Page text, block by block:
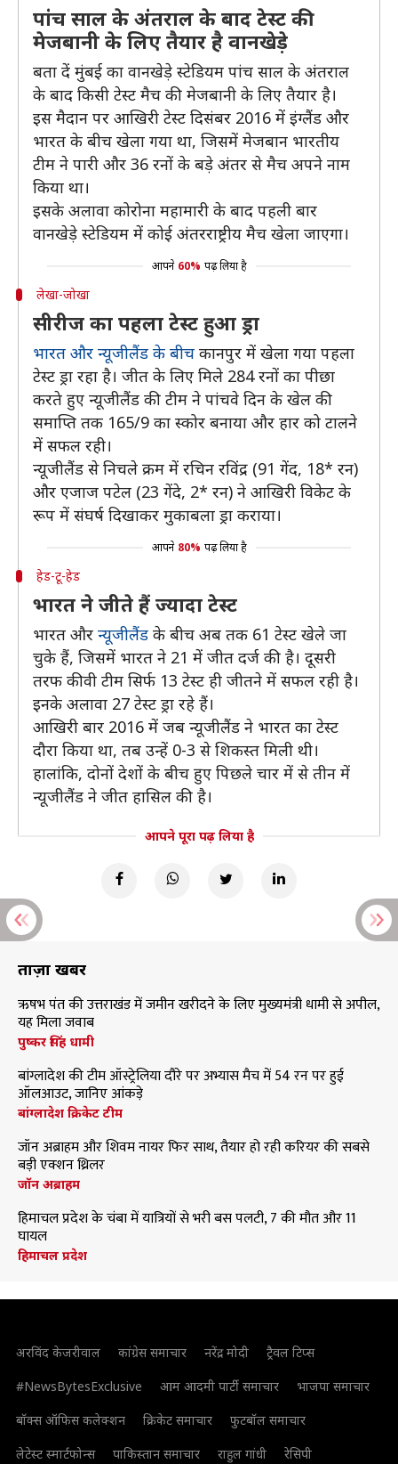
पांच साल के अंतराल के बाद टेस्ट की
मेजबानी के लिए तैयार है वानखेड़े
बता दें मुंबई का वानखेड़े स्टेडियम पांच साल के अंतराल
के बाद किसी टेस्ट मैच की मेजबानी के लिए तैयार है।
इस मैदान पर आखिरी टेस्ट दिसंबर 2016 में इंग्लैंड और
भारत के बीच खेला गया था, जिसमें मेजबान भारतीय
टीम ने पारी और 36 रनों के बड़े अंतर से मैच अपने नाम
किया था।
इसके अलावा कोरोना महामारी के बाद पहली बार
वानखेड़े स्टेडियम में कोई अंतरराष्ट्रीय मैच खेला जाएगा।
आपने 60% पढ़ लिया है
लेखा-जोखा
सीरीज का पहला टेस्ट हुआ ड्रा
भारत और न्यूजीलैंड के बीच कानपुर में खेला गया पहला
टेस्ट ड्रा रहा है। जीत के लिए मिले 284 रनों का पीछा
करते हुए न्यूजीलैंड की टीम ने पांचवे दिन के खेल की
समाप्ति तक 165/9 का स्कोर बनाया और हार को टालने
में सफल रही।
न्यूजीलैंड से निचले क्रम में रचिन रविंद्र (91 गेंद, 18* रन)
और एजाज पटेल (23 गेंदे, 2* रन) ने आखिरी विकेट के
रूप में संघर्ष दिखाकर मुकाबला ड्रा कराया।
आपने 80% पढ़ लिया है
हेड-टू-हेड
भारत ने जीते हैं ज्यादा टेस्ट
भारत और न्यूजीलैंड के बीच अब तक 61 टेस्ट खेले जा
चुके हैं, जिसमें भारत ने 21 में जीत दर्ज की है। दूसरी
तरफ कीवी टीम सिर्फ 13 टेस्ट ही जीतने में सफल रही है।
इनके अलावा 27 टेस्ट ड्रा रहे हैं।
आखिरी बार 2016 में जब न्यूजीलैंड ने भारत का टेस्ट
दौरा किया था, तब उन्हें 0-3 से शिकस्त मिली थी।
हालांकि, दोनों देशों के बीच हुए पिछले चार में से तीन में
न्यूजीलैंड ने जीत हासिल की है।
आपने पूरा पढ़ लिया है
ताज़ा खबरें
ऋषभ पंत की उत्तराखंड में जमीन खरीदने के लिए मुख्यमंत्री धामी से अपील,
यह मिला जवाब
पुष्कर सिंह धामी
बांग्लादेश की टीम ऑस्ट्रेलिया दौरे पर अभ्यास मैच में 54 रन पर हुई
ऑलआउट, जानिए आंकड़े
बांग्लादेश क्रिकेट टीम
जॉन अब्राहम और शिवम नायर फिर साथ, तैयार हो रही करियर की सबसे
बड़ी एक्शन थ्रिलर
जॉन अब्राहम
हिमाचल प्रदेश के चंबा में यात्रियों से भरी बस पलटी, 7 की मौत और 11
घायल
हिमाचल प्रदेश
अरविंद केजरीवाल कांग्रेस समाचार नरेंद्र मोदी
ट्रैवल टिप्स
#NewsBytesExclusive
आम आदमी पार्टी समाचार
भाजपा समाचार
बॉक्स ऑफिस कलेक्शन
क्रिकेट समाचार
फुटबॉल समाचार
लेटेस्ट स्मार्टफोन्स
पाकिस्तान समाचार राहुल गांधी रेसिपी